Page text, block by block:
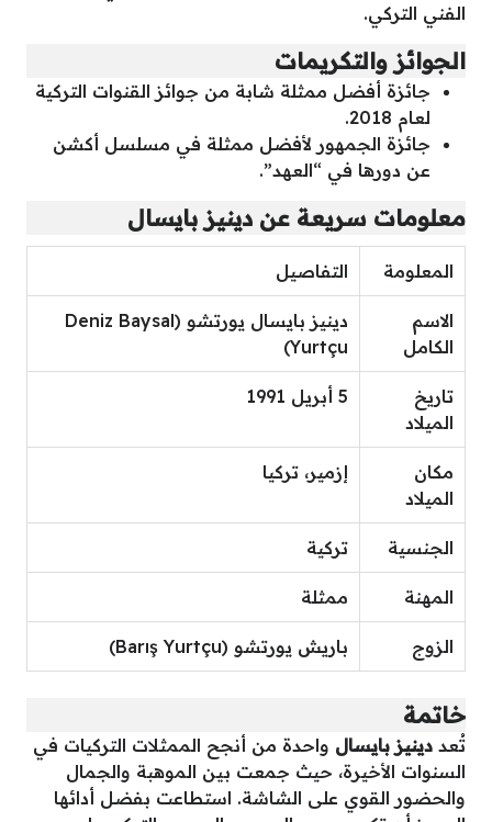
الفني التركي.
الجوائز والتكريمات
جائزة أفضل ممثلة شابة من جوائز القنوات التركية
لعام 2018.
جائزة الجمهور لأفضل ممثلة في مسلسل أكشن
عن دورها في “العهد”.
معلومات سريعة عن دينيز بايسال
المعلومة التفاصيل
الاسم
الكامل
دينيز بايسال يورتشو (Deniz Baysal
Yurtçu)
تاريخ
الميلاد
5 أبريل 1991
مكان
الميلاد
إزمير، تركيا
الجنسية تركية
المهنة ممثلة
الزوج باريش يورتشو (Barış Yurtçu)
خاتمة
تُعد دينيز بايسال واحدة من أنجح الممثلات التركيات في
السنوات الأخيرة، حيث جمعت بين الموهبة والجمال
والحضور القوي على الشاشة. استطاعت بفضل أدائها